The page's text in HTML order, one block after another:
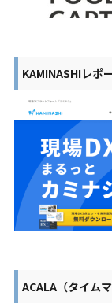
KAMINASHIレポ
ACALA（タイム